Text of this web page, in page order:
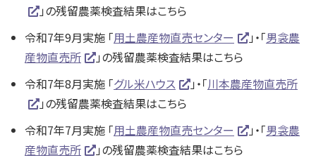
」の残留農薬検査結果はこちら
令和7年9月実施 「用土農産物直売センター 」・「男衾農
産物直売所
」の残留農薬検査結果はこちら
令和7年8月実施 「グル米ハウス 」・「川本農産物直売所
」の残留農薬検査結果はこちら
令和7年7月実施 「用土農産物直売センター 」・「男衾農
産物直売所
」の残留農薬検査結果はこちら